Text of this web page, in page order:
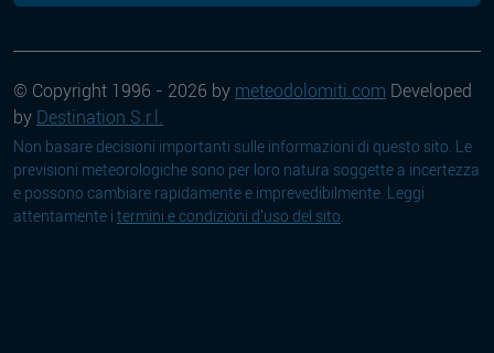
© Copyright 1996 - 2026 by meteodolomiti.com Developed
by Destination S.r.l.
Non basare decisioni importanti sulle informazioni di questo sito. Le
previsioni meteorologiche sono per loro natura soggette a incertezza
e possono cambiare rapidamente e imprevedibilmente. Leggi
attentamente i termini e condizioni d'uso del sito.